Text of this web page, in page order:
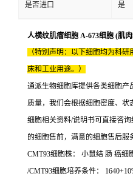
是否进口 是
人横纹肌瘤细胞 A-673细胞 (肌
（特别声明：以下细胞均为科
床和工业用途。）
通派生物细胞库提供各类细胞产
质量，我们会根据细胞密度、状
细胞相关资料/说明书可直接咨
的细胞售前，满意的细胞售后服
CMT93细胞株： 小鼠结 肠 癌细
/CMT93细胞培养条件：